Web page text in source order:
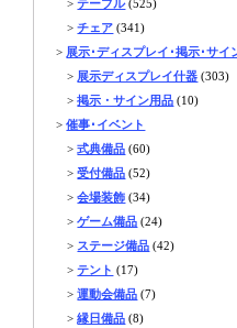
>テーブル(525)
>チェア (341)
> 展示･ディスプレイ･掲示･サイ
> 展示ディスプレイ什器 (303)
>掲示・サイン用品 (10)
>催事･イベント
>式典備品 (60)
>受付備品 (52)
>会場装飾 (34)
>ゲーム備品 (24)
> ステージ備品 (42)
>テント (17)
>運動会備品 (7)
>縁日備品 (8)